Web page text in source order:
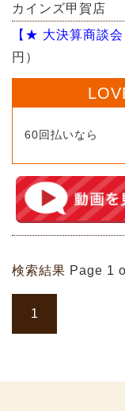
カインズ甲賀店
【★ 大決算商談会
円）
60回払いなら
検索結果 Page 1
1